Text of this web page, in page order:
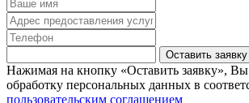
Оставить заявку
Нажимая на кнопку «Оставить заявку», Вы
обработку персональных данных в
пользовательским соглашением